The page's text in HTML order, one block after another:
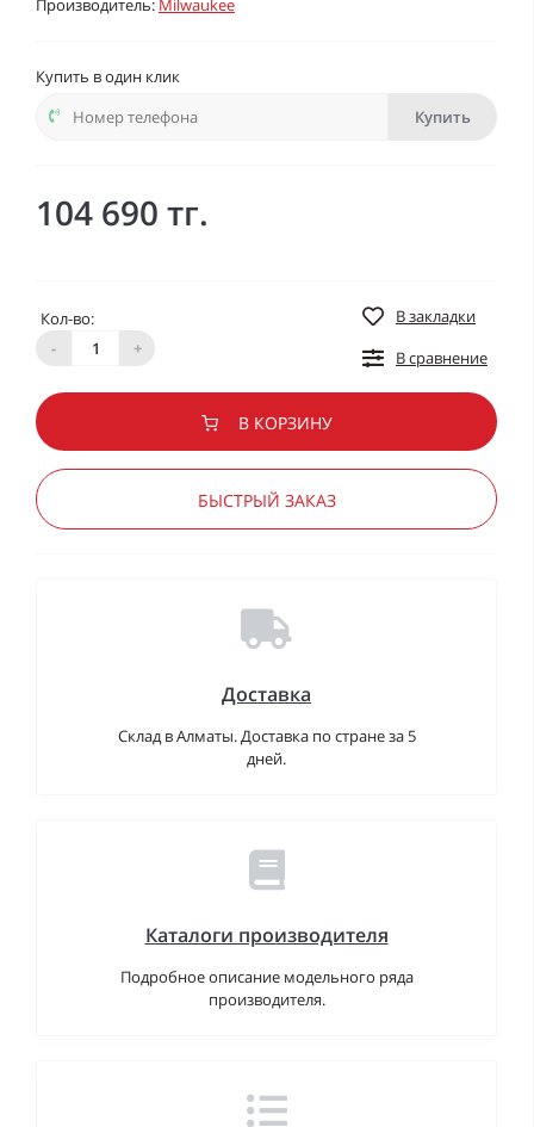
Производитель: Milwaukee
Купить в один клик
Купить
104 690 тг.
Кол-во:
-
+
В закладки
В сравнение
В КОРЗИНУ
БЫСТРЫЙ ЗАКАЗ
Доставка
Склад в Алматы. Доставка по стране за 5
дней.
Каталоги производителя
Подробное описание модельного ряда
производителя.